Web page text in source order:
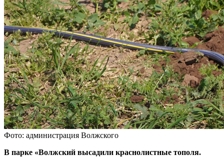
Фото: администрация Волжского
В парке «Волжский высадили краснолистные тополя.